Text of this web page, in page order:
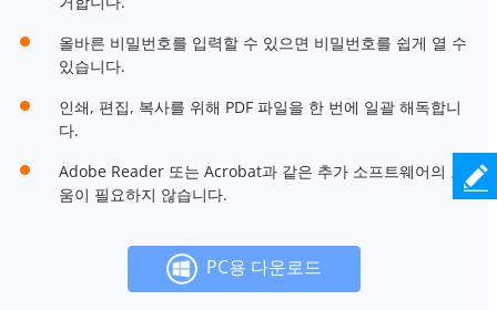
올바른 비밀번호를 입력할 수 있으면 비밀번호를 쉽게 열 수
있습니다.
인쇄, 편집, 복사를 위해 PDF 파일을 한 번에 일괄 해독합니
다.
Adobe Reader 또는 Acrobat과 같은 추가 소프트웨어의 도
움이 필요하지 않습니다.
PC용 다운로드